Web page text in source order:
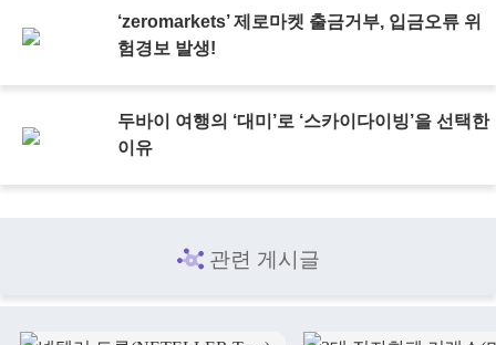
‘zeromarkets’ 제로마켓 출금거부, 입금오류 위
험경보 발생!
두바이 여행의 ‘대미’로 ‘스카이다이빙’을 선택한
이유
관련 게시글